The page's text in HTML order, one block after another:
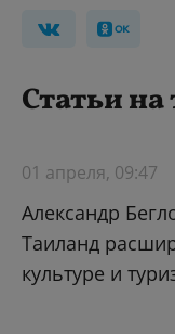
Статьи на
01 апреля, 09:47
Александр
Таиланд
культуре и